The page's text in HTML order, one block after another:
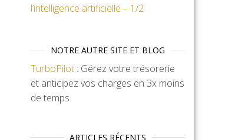
l’intelligence artificielle – 1/2
NOTRE AUTRE SITE ET BLOG
TurboPilot: Gérez votre trésorerie
et anticipez vos charges en 3x moins
de temps.
ARTICLES RÉCENTS